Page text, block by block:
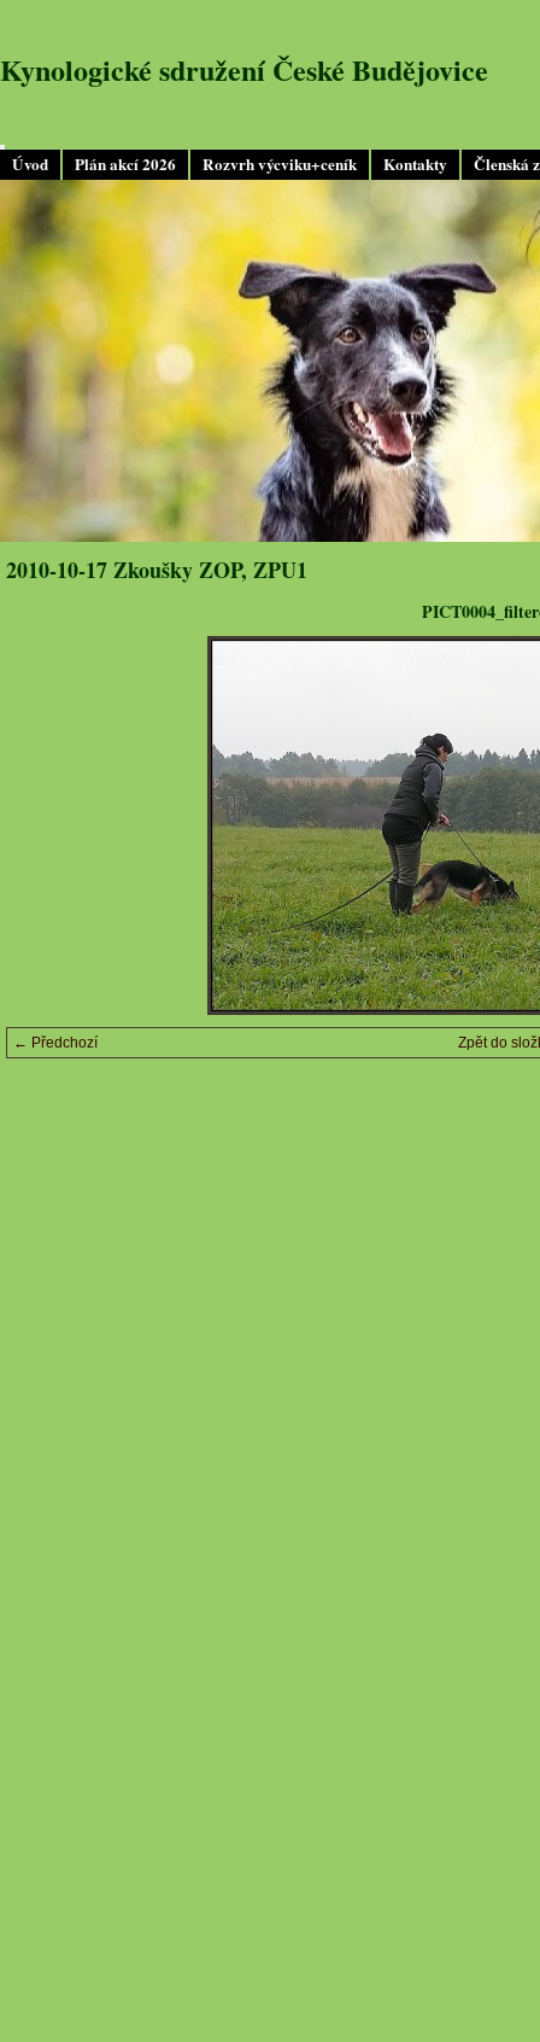
Úvod Plán akcí 2026 Rozvrh výcviku+ceník Kontakty Členská
Kynologické sdružení České Budějovice
2010-10-17 Zkoušky ZOP, ZPU1
← Předchozí Zpět do